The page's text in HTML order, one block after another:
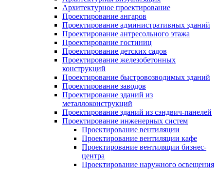
Архитектурное проектирование
Проектирование ангаров
Проектирование административных зданий
Проектирование антресольного этажа
Проектирование гостиниц
Проектирование детских садов
Проектирование железобетонных
конструкций
Проектирование быстровозводимых зданий
Проектирование заводов
Проектирование зданий из
металлоконструкций
Проектирование зданий из сэндвич-панелей
Проектирование инженерных систем
Проектирование вентиляции
Проектирование вентиляции кафе
Проектирование вентиляции бизнес-
центра
Проектирование наружного освещения